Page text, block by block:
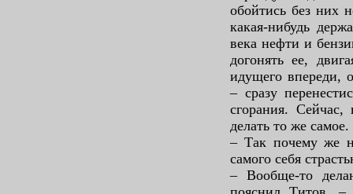
обойтись без них
какая-нибудь
века нефти и
догонять ее,
идущего впереди,
– сразу
сгорания.
делать то же самое.
– Так почему же
самого себя
– Вообще-то